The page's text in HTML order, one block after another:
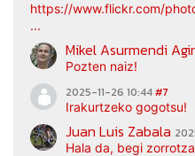
https://www.flickr.com/
...
Mikel Asurmendi
Pozten naiz!
2025-11-26 10:44#7
Irakurtzeko gogotsu!
Juan Luis Zabala
Hala da, begi